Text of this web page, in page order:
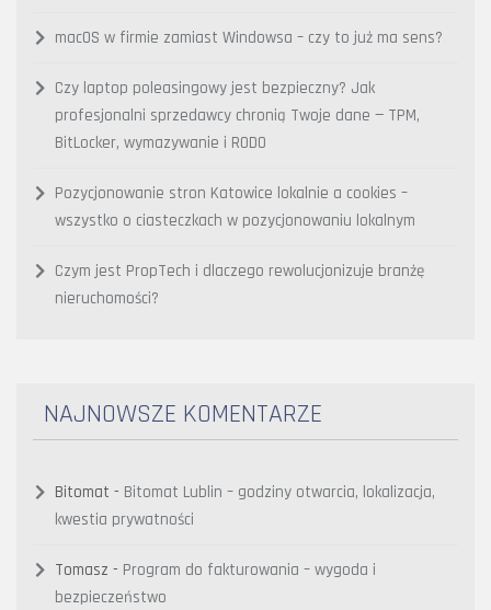
macOS w firmie zamiast Windowsa – czy to już ma sens?
Czy laptop poleasingowy jest bezpieczny? Jak
profesjonalni sprzedawcy chronią Twoje dane — TPM,
BitLocker, wymazywanie i RODO
Pozycjonowanie stron Katowice lokalnie a cookies –
wszystko o ciasteczkach w pozycjonowaniu lokalnym
Czym jest PropTech i dlaczego rewolucjonizuje branżę
nieruchomości?
NAJNOWSZE KOMENTARZE
Bitomat - Bitomat Lublin – godziny otwarcia, lokalizacja,
kwestia prywatności
Tomasz - Program do fakturowania – wygoda i
bezpieczeństwo